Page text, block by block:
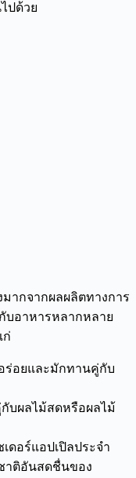
ปด้วย
ากจากผลผลิตทางการ
บอาหารหลากหลาย
ก่
ร่อยและมักทานคู่กับ
บผลไม้สดหรือผลไม้
เดอร์แอปเปิลประจำ
าติอันสดชื่นของ